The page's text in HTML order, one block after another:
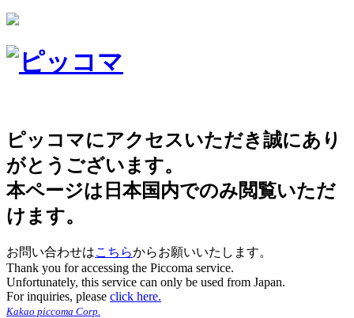
ピッコマにアクセスいただき誠にあり
がとうございます。
本ページは日本国内でのみ閲覧いただ
けます。
お問い合わせはこちらからお願いいたします。
Thank you for accessing the Piccoma service.
Unfortunately, this service can only be used from Japan.
For inquiries, please click here.
Kakao piccoma Corp.